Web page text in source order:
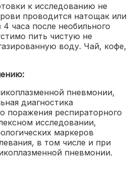
к исследованию не
проводится натощак или
часа после необильного
пить чистую не
воду. Чай, кофе,
пневмонии,
диагностика
поражения респираторного
исследовании,
маркеров
в том числе и при
пневмонии.